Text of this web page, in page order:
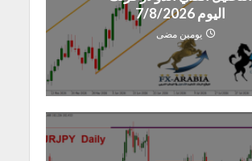
اليوم 7/8/2026
يومين مضى